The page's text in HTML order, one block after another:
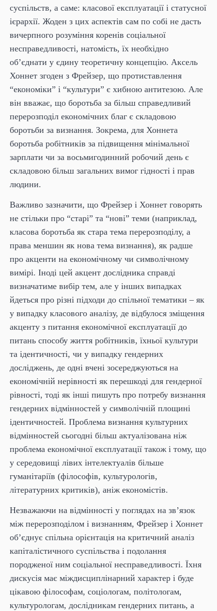
суспільств, а саме: класової експлуатації і статусної
ієрархії. Жоден з цих аспектів сам по собі не дасть
вичерпного розуміння коренів соціальної
несправедливості, натомість, їх необхідно
об’єднати у єдину теоретичну концепцію. Аксель
Хоннет згоден з Фрейзер, що протиставлення
“економіки” і “культури” є хибною антитезою. Але
він вважає, що боротьба за більш справедливий
перерозподіл економічних благ є складовою
боротьби за визнання. Зокрема, для Хоннета
боротьба робітників за підвищення мінімальної
зарплати чи за восьмигодинний робочий день є
складовою більш загальних вимог гідності і прав
людини.
Важливо зазначити, що Фрейзер і Хоннет говорять
не стільки про “старі” та “нові” теми (наприклад,
класова боротьба як стара тема перерозподілу, а
права меншин як нова тема визнання), як радше
про акценти на економічному чи символічному
вимірі. Іноді цей акцент дослідника справді
визначатиме вибір тем, але у інших випадках
йдеться про різні підходи до спільної тематики – як
у випадку класового аналізу, де відбулося зміщення
акценту з питання економічної експлуатації до
питань способу життя робітників, їхньої культури
та ідентичності, чи у випадку гендерних
досліджень, де одні вчені зосереджуються на
економічній нерівності як перешкоді для гендерної
рівності, тоді як інші пишуть про потребу визнання
гендерних відмінностей у символічній площині
ідентичностей. Проблема визнання культурних
відмінностей сьогодні більш актуалізована ніж
проблема економічної експлуатації також і тому, що
у середовищі лівих інтелектуалів більше
гуманітаріїв (філософів, культурологів,
літературних критиків), аніж економістів.
Незважаючи на відмінності у поглядах на зв’язок
між перерозподілом і визнанням, Фрейзер і Хоннет
об’єднує спільна орієнтація на критичний аналіз
капіталістичного суспільства і подолання
породженої ним соціальної несправедливості. Їхня
дискусія має міждисциплінарний характер і буде
цікавою філософам, соціологам, політологам,
культурологам, дослідникам гендерних питань, а